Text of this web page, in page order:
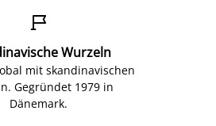

Wurzeln
mit skandinavischen
Gegründet 1979 in
Dänemark.